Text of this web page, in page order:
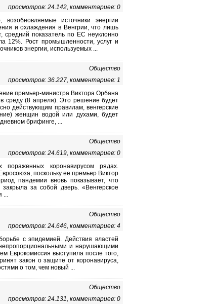
просмотров: 24.142, комментариев: 0
возобновляемые источники энергии
и охлаждения в Венгрии, что лишь
средний показатель по ЕС неуклонно
12%. Рост промышленности, услуг и
энергии, используемых ...
Общество
просмотров: 36.227, комментариев: 1
премьер-министра Виктора Орбана
среду (8 апреля). Это решение будет
действующим правилам, венгерские
женщин водой или духами, будет
брифинге, ...
Общество
просмотров: 24.619, комментариев: 0
коронавирусом рядах.
поскольку ее премьер Виктор
пандемии вновь показывает, что
за собой дверь. «Венгерское
...
Общество
просмотров: 24.646, комментариев: 4
с эпидемией. Действия властей
и нарушающими
Еврокомиссия выступила после того,
закон о защите от коронавируса,
о том, чем новый ...
Общество
просмотров: 24.131, комментариев: 0